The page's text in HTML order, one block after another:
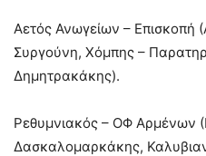
Αετός Ανωγείων – Επισκοπή
Συργούνη, Χόμπης –
Δημητρακάκης).
Ρεθυμνιακός – ΟΦ Αρμένων
Δασκαλομαρκάκης,